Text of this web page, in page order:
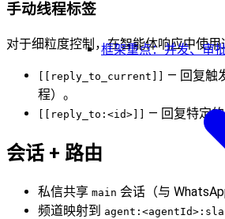
框架重点：并发、审
手动线程标签
对于细粒度控制，在智能体响应中使
[[reply_to_current]]
— 回复触
程）。
[[reply_to:<id>]] — 回复特定的
会话 + 路由
私信共享 main 会话（与
频道映射到